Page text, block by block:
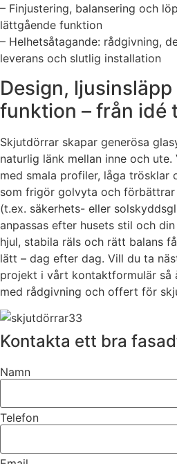
– Finjustering, balansering och
lättgående funktion
– Helhetsåtagande: rådgivning,
leverans och slutlig installation
Design,
funktion – från idé
Skjutdörrar skapar generösa
naturlig länk mellan inne och
med smala profiler, låga trösklar
som frigör golvyta och
(t.ex. säkerhets- eller
anpassas efter husets stil och
hjul, stabila räls och rätt balans
lätt – dag efter dag. Vill du ta
projekt i vårt kontaktformulär så
med rådgivning och offert för
Kontakta ett bra
Namn
Telefon